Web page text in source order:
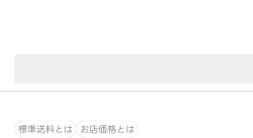
標準送料とは お店価格とは